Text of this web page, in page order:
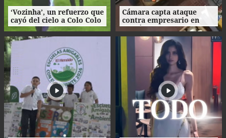
‘Vozinha’, un refuerzo que
cayó del cielo a Colo Colo
como su camiseta en la
bienvenida
Cámara capta ataque
contra empresario en
Danlí